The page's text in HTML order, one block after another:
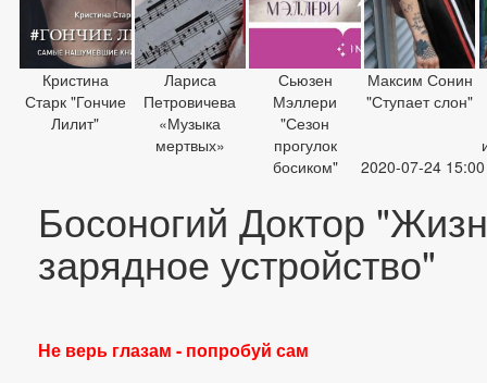
Кристина
Старк "Гончие
Лилит"
Лариса
Петровичева
«Музыка
мертвых»
Сьюзен
Мэллери
"Сезон
прогулок
босиком"
Максим Сонин
"Ступает слон"
2020-07-24 15:00
Босоногий Доктор
зарядное устройство"
Не верь глазам - попробуй сам